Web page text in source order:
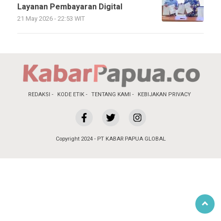
Layanan Pembayaran Digital
21 May 2026 - 22:53 WIT
REDAKSI KODE ETIK TENTANG KAMI KEBIJAKAN PRIVACY
Copyright 2024 - PT KABAR PAPUA GLOBAL